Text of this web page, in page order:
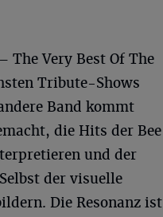
The Very Best Of The
Tribute-Shows
Band kommt
die Hits der Bee
und der
der visuelle
Die Resonanz ist